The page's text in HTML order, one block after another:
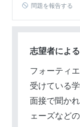
問題を報告する
志望者によ
フォーティ
受けている
面接で聞か
ェーズなど